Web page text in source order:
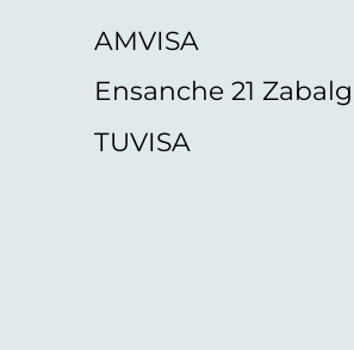
AMVISA
Ensanche 21
TUVISA